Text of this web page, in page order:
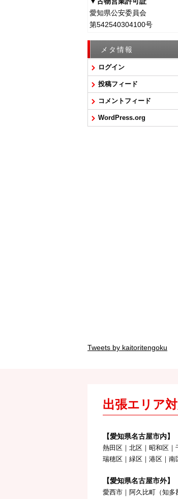
愛知県公安委員会
第542540304100号
メタ情報
ログイン
投稿フィード
コメントフィード
WordPress.org
Tweets by kaitoritengoku
出張エリア
【愛知県名古屋市内】
熱田区｜北区｜昭和区｜
瑞穂区｜緑区｜港区｜南
【愛知県名古屋市外】
愛西市｜阿久比町（知多